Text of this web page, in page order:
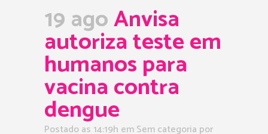
19 agoAnvisa
autoriza teste em
humanos para
vacina contra
dengue
Postado as 14:19h em Sem categoria por